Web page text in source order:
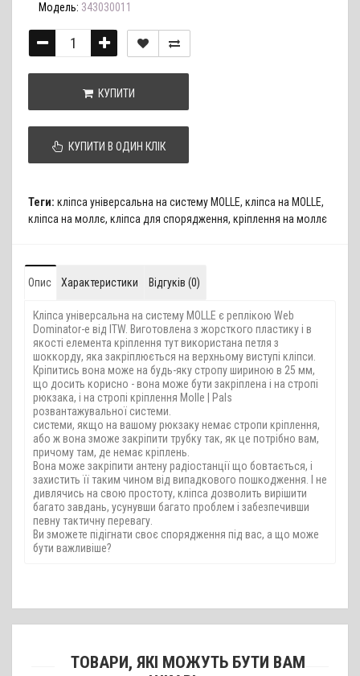
Модель: 343030011
КУПИТИ
КУПИТИ В ОДИН КЛІК
Теги: кліпса універсальна на систему MOLLE, кліпса на MOLLE,
кліпса на моллє, кліпса для спорядження, кріплення на моллє
Опис Характеристики Відгуків (0)
Кліпса універсальна на систему MOLLE є реплікою Web
Dominator-е від ITW. Виготовлена з жорсткого пластику і в
якості елемента кріплення тут використана петля з
шоккорду, яка закріплюється на верхньому виступі кліпси.
Кріпитись вона може на будь-яку стропу шириною в 25 мм,
що досить корисно - вона може бути закріплена і на стропі
рюкзака, і на стропі кріплення Molle | Pals
розвантажувальної системи.
системи, якщо на вашому рюкзаку немає стропи кріплення,
або ж вона зможе закріпити трубку так, як це потрібно вам,
причому там, де немає кріплень.
Вона може закріпити антену радіостанції що бовтається, і
захистить її таким чином від випадкового пошкодження. І не
дивлячись на свою простоту, кліпса дозволить вирішити
багато завдань, усунувши багато проблем і забезпечивши
певну тактичну перевагу.
Ви зможете підігнати своє спорядження під вас, а що може
бути важливіше?
ТОВАРИ, ЯКІ МОЖУТЬ БУТИ ВАМ